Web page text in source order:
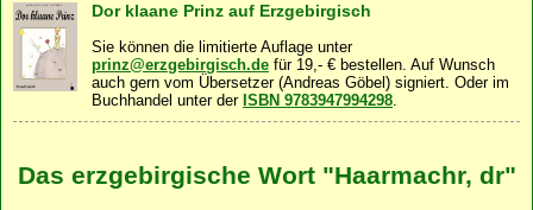
Dor klaane Prinz auf Erzgebirgisch
Sie können die limitierte Auflage unter
prinz@erzgebirgisch.de für 19,- € bestellen. Auf Wunsch
auch gern vom Übersetzer (Andreas Göbel) signiert. Oder im
Buchhandel unter der ISBN 9783947994298.
Das erzgebirgische Wort "Haarmachr, dr"